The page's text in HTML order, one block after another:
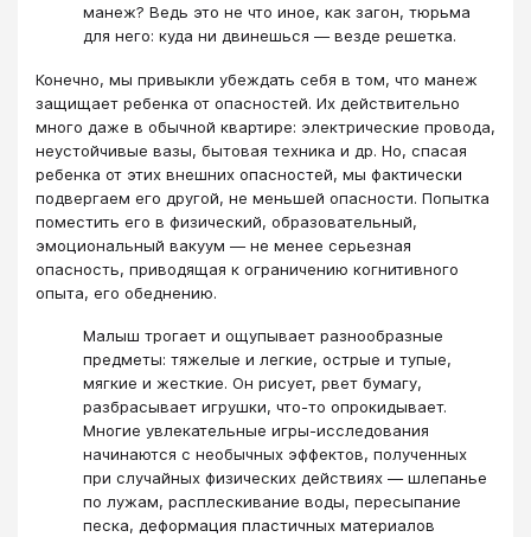
манеж? Ведь это не что иное, как загон, тюрьма
для него: куда ни двинешься ― везде решетка.
Конечно, мы привыкли убеждать себя в том, что манеж
защищает ребенка от опасностей. Их действительно
много даже в обычной квартире: электрические провода,
неустойчивые вазы, бытовая техника и др. Но, спасая
ребенка от этих внешних опасностей, мы фактически
подвергаем его другой, не меньшей опасности. Попытка
поместить его в физический, образовательный,
эмоциональный вакуум ― не менее серьезная
опасность, приводящая к ограничению когнитивного
опыта, его обеднению.
Малыш трогает и ощупывает разнообразные
предметы: тяжелые и легкие, острые и тупые,
мягкие и жесткие. Он рисует, рвет бумагу,
разбрасывает игрушки, что-то опрокидывает.
Многие увлекательные игры-исследования
начинаются с необычных эффектов, полученных
при случайных физических действиях ― шлепанье
по лужам, расплескивание воды, пересыпание
песка, деформация пластичных материалов